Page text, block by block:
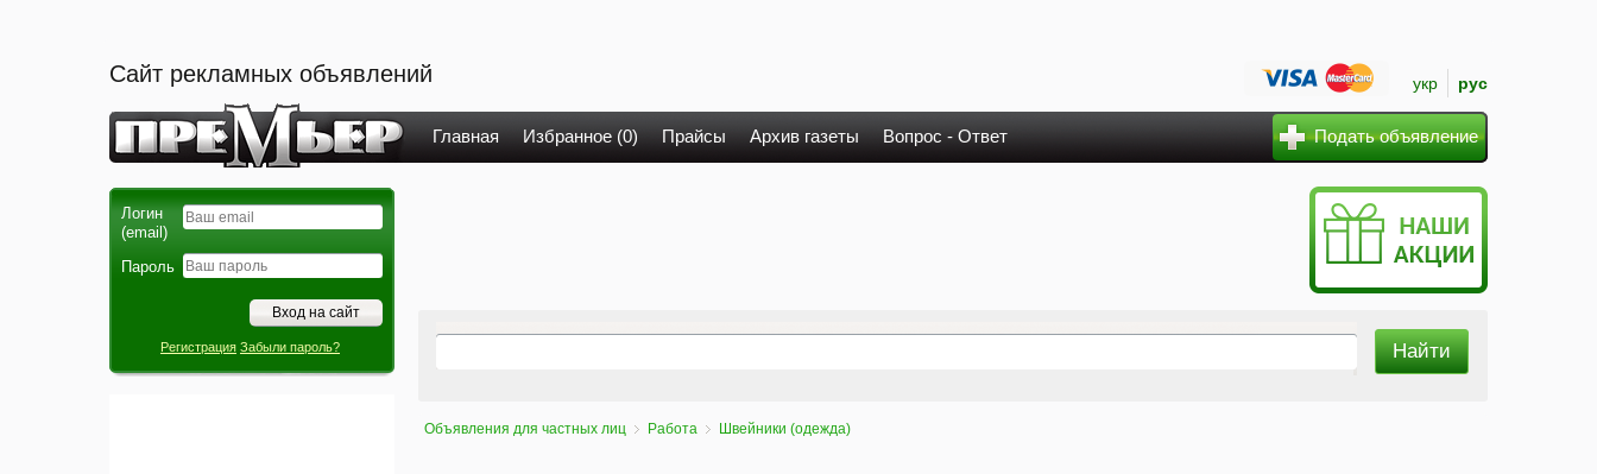
Сайт рекламных объявлений укр рус
Главная Избранное (0) Прайсы Архив газеты Вопрос - Ответ Подать объявление
Логин
(email)
Пароль
Регистрация Забыли пароль?
Объявления для частных лиц Работа Швейники (одежда)